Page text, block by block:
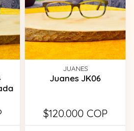
JUANES
Juanes JK06
$120.000 COP